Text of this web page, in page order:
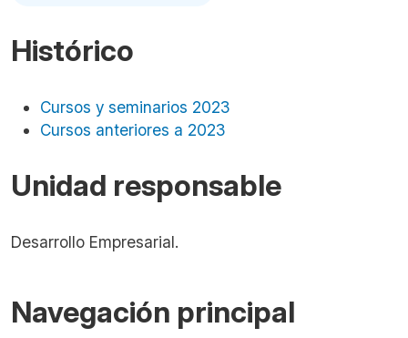
Navegación principal
Histórico
Cursos y seminarios 2023
Cursos anteriores a 2023
Unidad responsable
Desarrollo Empresarial.